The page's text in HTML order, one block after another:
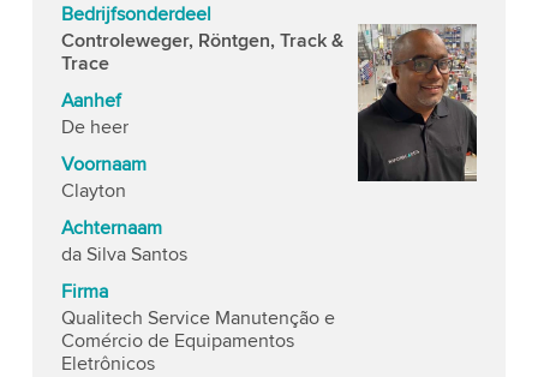
Bedrijfsonderdeel
Controleweger, Röntgen, Track &
Trace
Aanhef
De heer
Voornaam
Clayton
Achternaam
da Silva Santos
Firma
Qualitech Service Manutenção e
Comércio de Equipamentos
Eletrônicos